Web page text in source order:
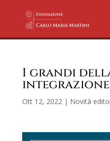
I grandi
Ott 12, 2022| Novità